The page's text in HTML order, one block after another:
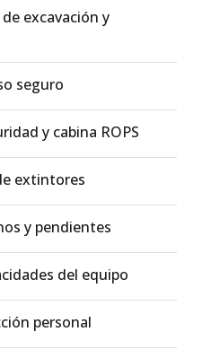
excavación y
seguro
y cabina ROPS
extintores
y pendientes
del equipo
personal